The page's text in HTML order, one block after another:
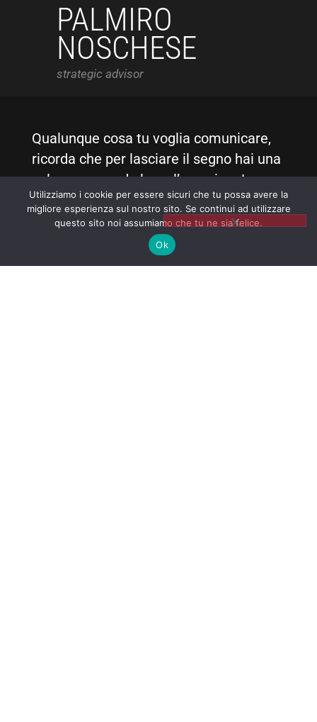
PALMIRO
NOSCHESE
strategic advisor
Qualunque cosa tu voglia comunicare,
ricorda che per lasciare il segno hai una
sola vera grande leva: l’emozione!
#PieroMuscari
Utilizziamo i cookie per essere sicuri che tu possa avere la
migliore esperienza sul nostro sito. Se continui ad utilizzare
questo sito noi assumiamo che tu ne sia felice.
Ok